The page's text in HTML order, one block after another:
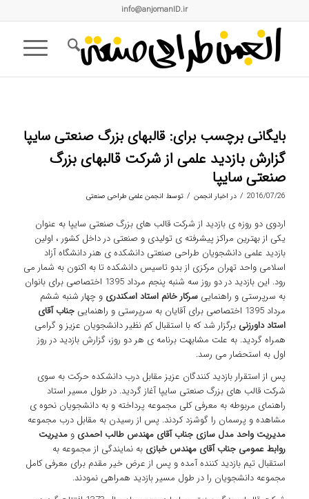
info@anjomanID.ir
بایگانی برچسب برای: قالبهای بزرگ صنعتی سایپا
گزارش بازدید علمی از شرکت قالبهای بزرگ
صنعتی سایپا
2016/07/26
/ در اخبار انجمن / توسط انجمن علمی طراحی صنعتی
اردوی دو روزه ی بازدید از شرکت قالب های بزرگ صنعتی سایپا به عنوان
یکی از بهترین مراکز پیشرفته ی تولیدی و صنعتی در داخل کشور ، اولین
بازدید علمی دانشجویان طراحی صنعتی دانشکده ی هنر دانشگاه آزاد
اسلامی واحد تهران مرکزی از بدو تاسیس دانشکده تا به اکنون به شمار می
رود. این بازدید در دو روز سه شنبه پنجم مرداد 1395 اختصاصی برای بانوان
به سرپرستی و راهنمایی سرکار خانم استاد اسکندری و چهار شنبه ششم
مرداد 1395 اختصاصی برای آقایان به سرپرستی و راهنمایی
جناب آقای
استاد داورزنی برگزار شد که با استقبال کم نظیر دانشجویان عزیز و گرامی
همراه گردید. به علت مشابهت برنامه ی هر دو روز، گزارش بازدید در روز
اول به استحضار می رسد.
پس از استقرار بازدید کنندگان عزیز مقابل درب دانشکده حرکت به سوی
شرکت قالب های بزرگ صنعتی سایپا آغاز گردید. در طول مسیر استاد
راهنمای مربوطه به معرفی کلی مجموعه پرداخته و به دانشجویان نحوه ی
مشاهده و پرسمان را گوشزد کردند. پس از رسیدن به مقابل درب مجموعه
مدیریت واحد مدل سازی جناب آقای مهندس طالب احمدی و مدیریت
روابط عمومی جناب آقای مهندس خبازی به نمایندگی از مجموعه به
استقبال تیم بازدید کننده آمده و پس از عرض خیر مقدم برای معرفی کامل
مجموعه دانشجویان را در طول مسیر بازدید همراهی نمودند.